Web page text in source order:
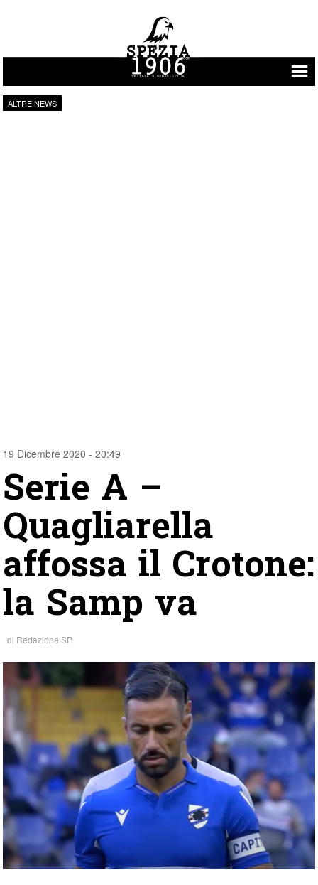
Vai al contenuto
ALTRE NEWS
19 Dicembre 2020 - 20:49
Serie A –
Quagliarella
affossa il Crotone:
la Samp va
di Redazione SP